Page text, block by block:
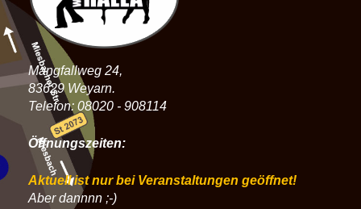
Mangfallweg 24,
83629 Weyarn.
Telefon: 08020 - 908114
Öffnungszeiten:
Aktuell ist nur bei Veranstaltungen geöffnet!
Aber dannnn ;-)